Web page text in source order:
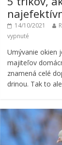
14/10/2021
vypnuté
Umývanie okien
majiteľov
znamená celé
drinou. Tak to ale